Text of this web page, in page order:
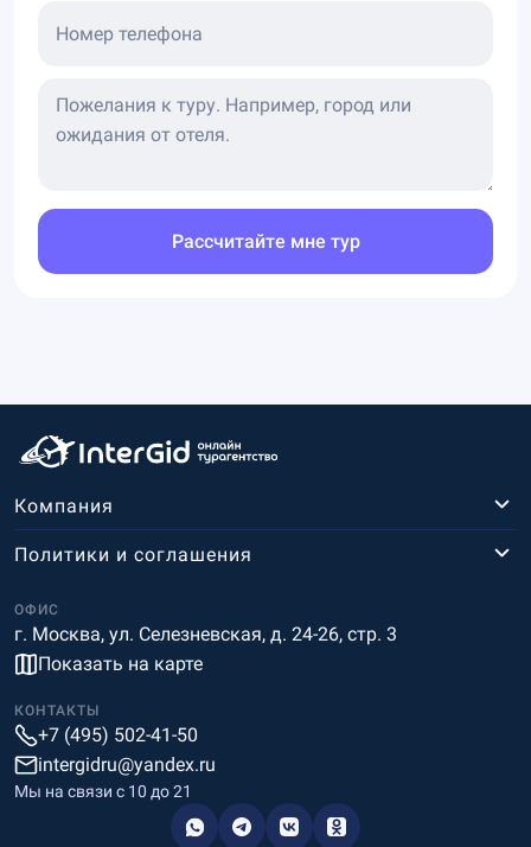
Номер телефона
Рассчитайте мне тур
Компания
ОФИС
г. Москва, ул. Селезневская, д. 24-26, стр. 3
Показать на карте
Политики и соглашения
КОНТАКТЫ
+7 (495) 502-41-50
intergidru@yandex.ru
Мы на связи c 10 до 21